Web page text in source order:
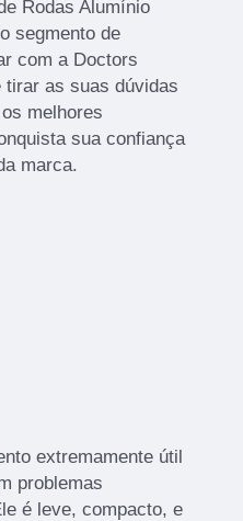
Rodas Alumínio
segmento de
com a Doctors
tirar as suas dúvidas
melhores
sua confiança
marca.
extremamente útil
problemas
é leve, compacto, e